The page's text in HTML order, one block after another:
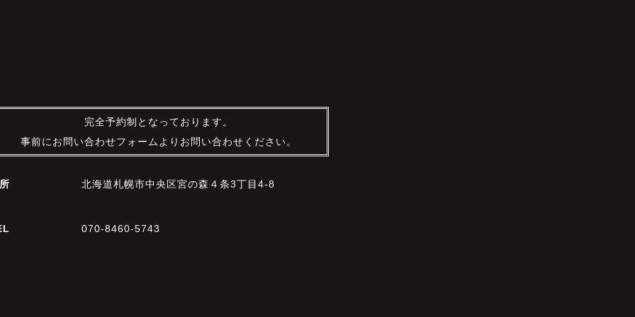
完全予約制となっております。
事前にお問い合わせフォームよりお問い合わせください。
北海道札幌市中央区宮の森４条3丁目4-8
070-8460-5743